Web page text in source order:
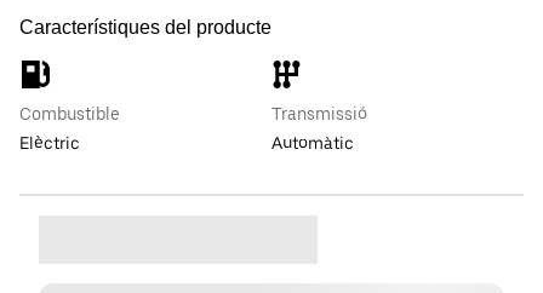
Característiques del producte
Combustible
Elèctric
Transmissió
Automàtic